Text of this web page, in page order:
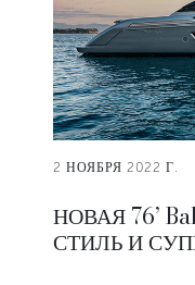
2 НОЯБРЯ 2022 Г.
НОВАЯ 76’
СТИЛЬ И